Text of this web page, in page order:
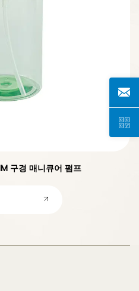
구경 매니큐어 펌프